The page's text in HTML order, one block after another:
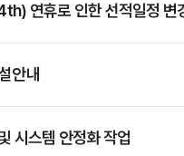
연휴로 인한 선적일정 변
종료 및 부피할증 운임 신설안내
시스템 안정화 작업